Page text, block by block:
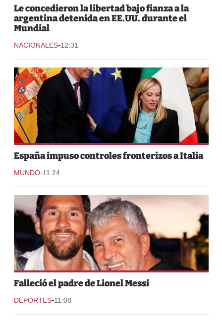
Le concedieron la libertad bajo fianza a la
argentina detenida en EE.UU. durante el
Mundial
NACIONALES-12:31
España impuso controles fronterizos a Italia
MUNDO-11:24
Falleció el padre de Lionel Messi
DEPORTES-11:08